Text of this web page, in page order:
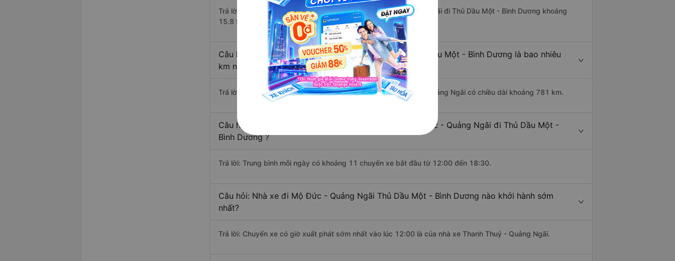
Trả lời: Thời gian di chuyển bằng xe khách từ Mộ Đức - Quảng Ngãi đi Thủ Dầu Một - Bình Dương khoảng
15.8 tiếng, nếu mật độ giao thông thuận lợi.
Câu hỏi: Khoảng cách từ Mộ Đức - Quảng Ngãi đi Thủ Dầu Một - Bình Dương là bao nhiêu
km nếu di chuyển bằng xe khách?
Trả lời: Đoạn đường đi Thủ Dầu Một - Bình Dương từ Mộ Đức - Quảng Ngãi có chiều dài khoảng 781 km.
Câu hỏi: Mỗi ngày có bao nhiêu chuyến xe khách Mộ Đức - Quảng Ngãi đi Thủ Dầu Một -
Bình Dương ?
Trả lời: Trung bình mỗi ngày có khoảng 11 chuyến xe bắt đầu từ 12:00 đến 18:30.
Câu hỏi: Nhà xe đi Mộ Đức - Quảng Ngãi Thủ Dầu Một - Bình Dương nào khởi hành sớm
nhất?
Trả lời: Chuyến xe có giờ xuất phát sớm nhất vào lúc 12:00 là của nhà xe Thanh Thuỷ - Quảng Ngãi.